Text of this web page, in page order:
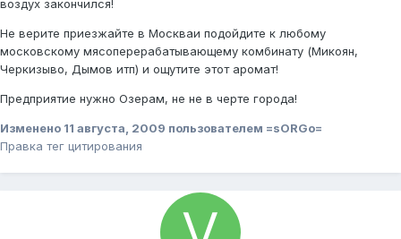
воздух закончился!
Не верите приезжайте в Москваи подойдите к любому
московскому мясоперерабатывающему комбинату (Микоян,
Черкизыво, Дымов итп) и ощутите этот аромат!
Предприятие нужно Озерам, не не в черте города!
Изменено 11 августа, 2009 пользователем =sORGo=
Правка тег цитирования